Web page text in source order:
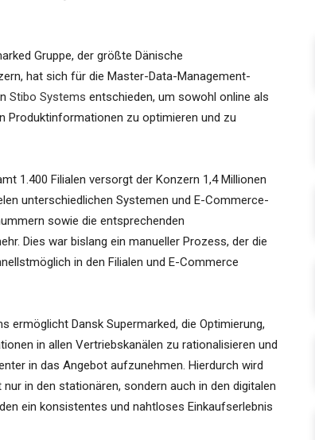
Gruppe, der größte Dänische
hat sich für die Master-Data-Management-
Stibo Systems entschieden, um sowohl online als
Produktinformationen zu optimieren und zu
1.400 Filialen versorgt der Konzern 1,4 Millionen
unterschiedlichen Systemen und E-Commerce-
sowie die entsprechenden
Dies war bislang ein manueller Prozess, der die
in den Filialen und E-Commerce
ermöglicht Dansk Supermarked, die Optimierung,
in allen Vertriebskanälen zu rationalisieren und
in das Angebot aufzunehmen. Hierdurch wird
in den stationären, sondern auch in den digitalen
ein konsistentes und nahtloses Einkaufserlebnis